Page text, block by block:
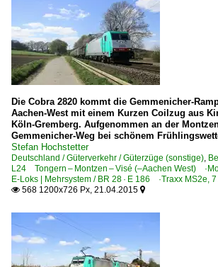
Die Cobra 2820 kommt die Gemmenicher-
Aachen-West mit einem Kurzen Coilzug aus
Köln-Gremberg. Aufgenommen an der
Gemmenicher-Weg bei schönem
Stefan Hochstetter
Deutschland / Güterverkehr / Güterzüge (sonstige),
L24 Tongern – Montzen – Visé (–Aachen West)
E-Loks | Mehrsystem / BR 28 · E 186 ·Traxx MS2e, 7
 568 1200x726 Px, 21.04.2015 